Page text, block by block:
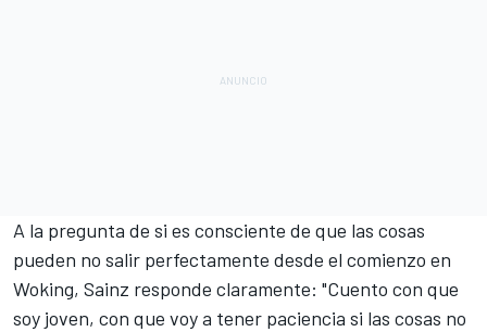
A la pregunta de si es consciente de que las cosas
pueden no salir perfectamente desde el comienzo en
Woking, Sainz responde claramente: "Cuento con que
soy joven, con que voy a tener paciencia si las cosas no